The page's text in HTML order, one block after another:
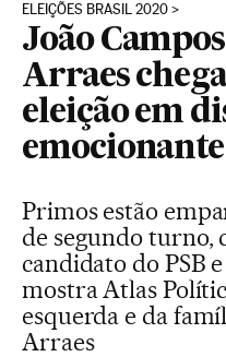
ELEIÇÕES BRASIL 2020
João
Arraes
eleição em
Primos estão
de segundo turno,
candidato do PSB
mostra Atlas
esquerda e da
Arraes